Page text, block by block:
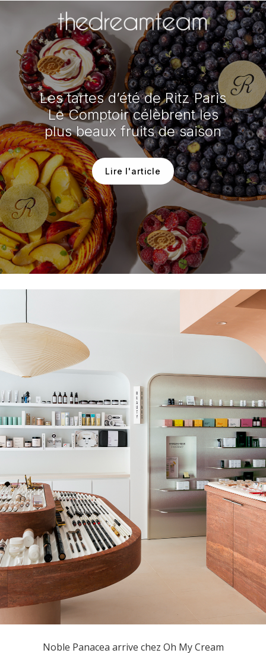
Les tartes d’été de Ritz Paris
Le Comptoir célèbrent les
plus beaux fruits de saison
Lire l'article
Noble Panacea arrive chez Oh My Cream